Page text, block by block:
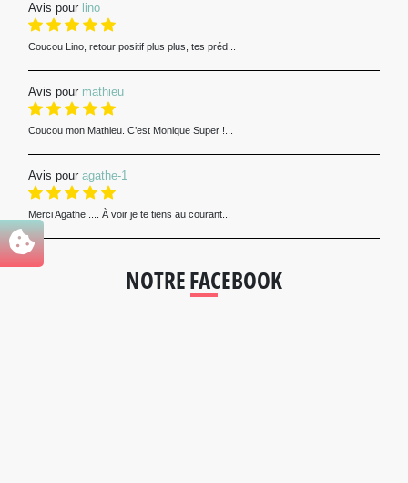
Avis pour lino
Coucou Lino, retour positif plus plus, tes préd...
Avis pour mathieu
Coucou mon Mathieu. C’est Monique Super !...
Avis pour agathe-1
Merci Agathe .... À voir je te tiens au courant...
NOTRE FACEBOOK